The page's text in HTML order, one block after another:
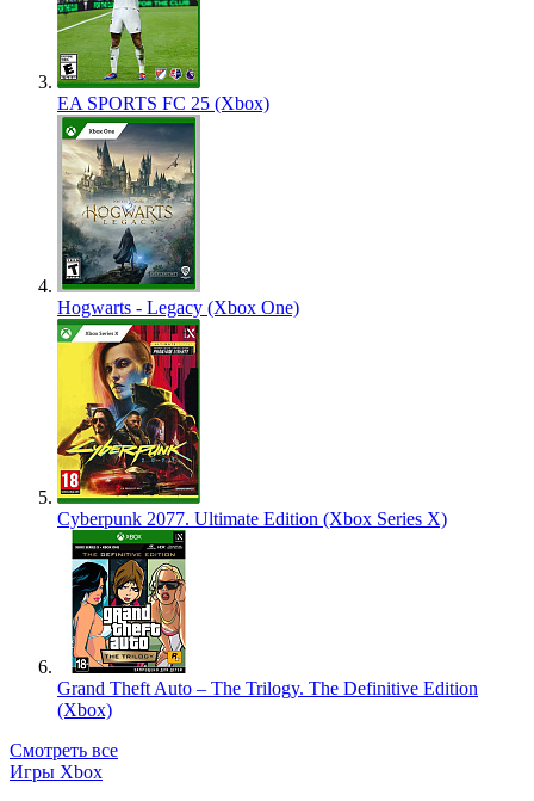
EA SPORTS FC 25 (Xbox)
Hogwarts - Legacy (Xbox One)
Cyberpunk 2077. Ultimate Edition (Xbox Series X)
Grand Theft Auto – The Trilogy. The Definitive Edition
(Xbox)
Смотреть все
Игры Xbox